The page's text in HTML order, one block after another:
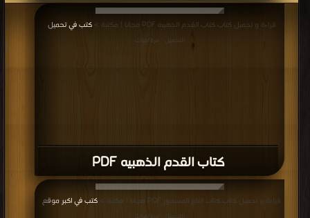
كتاب القدم الذهبيه PDF
قراءة و تحميل كتاب كتاب القدم الذهبيه PDF مجانا | مكتبة > كتب في تحميل
التحميل : مرة/مرات
قراءة و تحميل كتاب كتاب التاج المسحور PDF مجانا | مكتبة > كتب في اكبر موقع